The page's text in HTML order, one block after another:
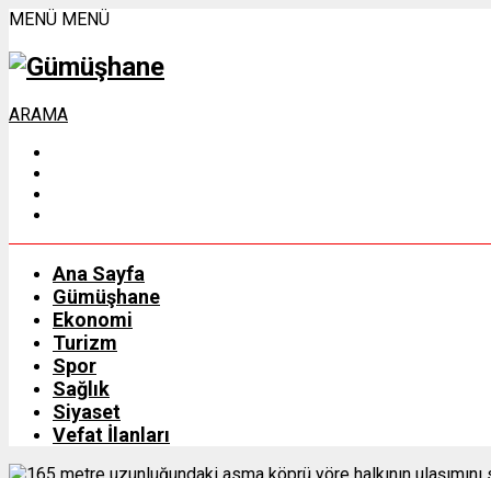
MENÜ MENÜ
ARAMA
Ana Sayfa
Gümüşhane
Ekonomi
Turizm
Spor
Sağlık
Siyaset
Vefat İlanları